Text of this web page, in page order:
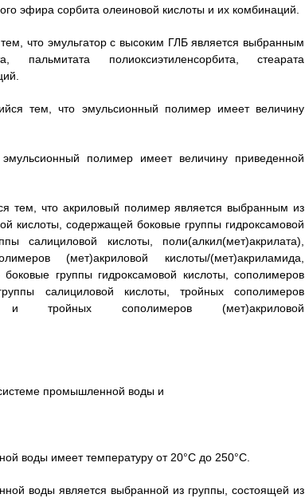
эфира сорбита олеиновой кислоты и их комбинаций.
что эмульгатор с высоким ГЛБ является выбранным
полиоксиэтиленсорбита, стеарата
тем, что эмульсионный полимер имеет величину
полимер имеет величину приведенной
тем, что акриловый полимер является выбранным из
кислоты, содержащей боковые группы гидроксамовой
салициловой кислоты, поли(алкил(мет)акрилата),
(мет)акриловой кислоты/(мет)акриламида,
группы гидроксамовой кислоты, сополимеров
салициловой кислоты, тройных сополимеров
и тройных сополимеров (мет)акриловой
промышленной воды и
воды имеет температуру от 20°С до 250°С.
воды является выбранной из группы, состоящей из